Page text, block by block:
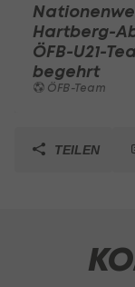
Hartberg-
ÖFB-U21-
begehrt
ÖFB-Team
TEILEN